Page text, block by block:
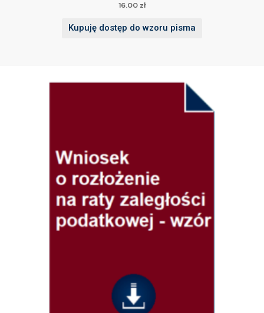
16.00 zł
Kupuję dostęp do wzoru pisma